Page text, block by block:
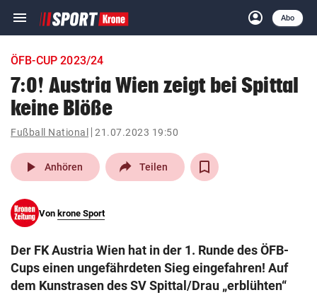
menu Navigation
ein-/ausklappen
account_circle
Anmelden
Abo
close Schließen
account_circle Anmelden
pin_drop
Wien arrow_right
search
eingeben
ÖFB-CUP 2023/24
7:0! Austria Wien zeigt bei Spittal
keine Blöße
Fußball National 21.07.2023 19:50
play_arrow Anhören Teilen
Von krone Sport
Der FK Austria Wien hat in der 1. Runde des ÖFB-
Cups einen ungefährdeten Sieg eingefahren! Auf
dem Kunstrasen des SV Spittal/Drau „erblühten“